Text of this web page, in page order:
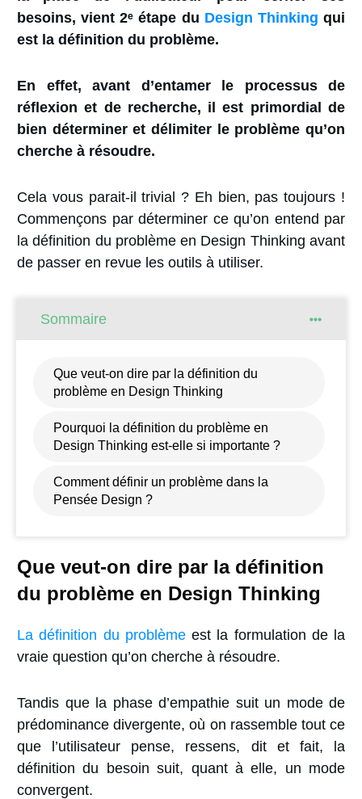
besoins, vient 2ᵉ étape du Design Thinking qui
est la définition du problème.
En effet, avant d’entamer le processus de
réflexion et de recherche, il est primordial de
bien déterminer et délimiter le problème qu’on
cherche à résoudre.
Cela vous parait-il trivial ? Eh bien, pas toujours !
Commençons par déterminer ce qu’on entend par
la définition du problème en Design Thinking avant
de passer en revue les outils à utiliser.
Sommaire
Que veut-on dire par la définition du
problème en Design Thinking
Pourquoi la définition du problème en
Design Thinking est-elle si importante ?
Comment définir un problème dans la
Pensée Design ?
Que veut-on dire par la définition
du problème en Design Thinking
La définition du problèmeest la formulation de la
vraie question qu’on cherche à résoudre.
Tandis que la phase d’empathie suit un mode de
prédominance divergente, où on rassemble tout ce
que l’utilisateur pense, ressens, dit et fait, la
définition du besoin suit, quant à elle, un mode
convergent.